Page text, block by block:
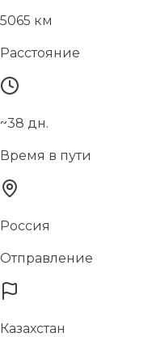
5065 км
Расстояние
~38 дн.
Время в пути
Россия
Отправление
Казахстан